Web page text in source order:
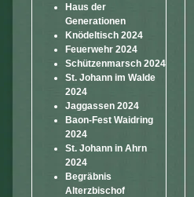
Haus der
Generationen
Knödeltisch 2024
Feuerwehr 2024
Schützenmarsch 2024
St. Johann im Walde
2024
Jaggassen 2024
Baon-Fest Waidring
2024
St. Johann in Ahrn
2024
Begräbnis
Alterzbischof